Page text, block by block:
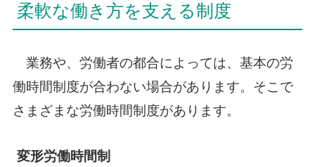
柔軟な働き方を支える制度
業務や、労働者の都合によっては、基本の労
働時間制度が合わない場合があります。そこで
さまざまな労働時間制度があります。
変形労働時間制